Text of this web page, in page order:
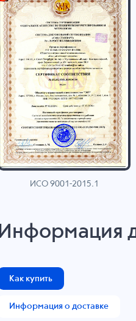
ИСО 9001-2015.1
Информация
Как купить
Информация о доставке